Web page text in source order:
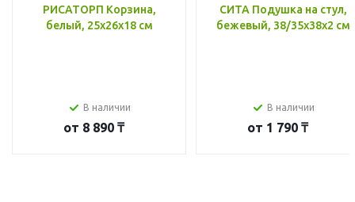
РИСАТОРП Корзина,
белый, 25x26x18 см
В наличии
от 8 890 ₸
СИТА Подушка на стул,
бежевый, 38/35x38x2 см
В наличии
от 1 790 ₸